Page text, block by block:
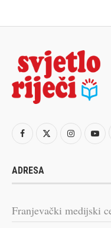
ADRESA
Franjevački medijski